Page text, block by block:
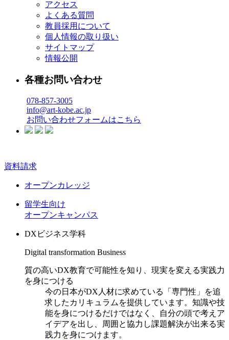
アクセス
よくある質問
教員採用について
個人情報の取り扱い
サイトマップ
情報公開
各種お問い合わせ
078-857-3005
info@art-kobe.ac.jp
お問い合わせフォームはこちら
資料請求
オープンカレッジ
留学生向け
オープンキャンパス
DXビジネス学科
Digital transformation Business
質の高いDX教育で可能性を知り、現実を変える実践力
を身につける
今の日本がDX人材に求めている「専門性」を追
求したカリキュラムを提供しています。知識や技
能を身につけるだけではなく、自分の頭で考えア
イデアを出し、周囲と協力し課題解決が出来る実
践力を身につけます。